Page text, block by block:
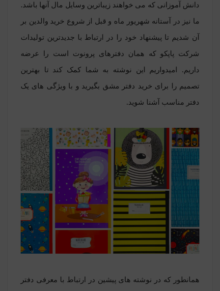
دانش آموزانی که می خواهند زیباترین وسایل مال آنها باشد.
ما نیز در آستانه شهریور ماه و قبل از شروع خرید والدین بر
آن شدیم تا پیشنهاد خود را در ارتباط با جدیدترین تولیدات
شرکت پاپکو که همان دفترهای پرونوت است را عرضه
داریم. امیدواریم این نوشته به شما کمک کند تا بهترین
تصمیم را برای خرید دفتر مشق بگیرید و با ویژگی های یک
دفتر مناسب آشنا شوید.
همانطور که در نوشته های پیشین در ارتباط با معرفی دفتر